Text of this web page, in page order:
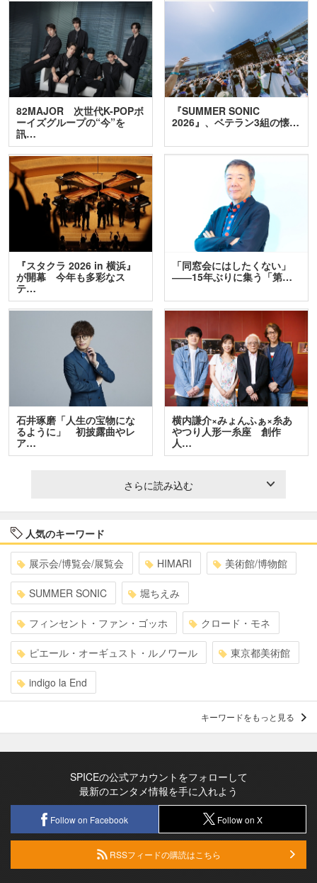
82MAJOR 次世代K-POPボ
ーイズグループの“今”を
訊…
『SUMMER SONIC
2026』、ベテラン3組の懐…
『スタクラ 2026 in 横浜』
が開幕 今年も多彩なス
テ…
「同窓会にはしたくない」
――15年ぶりに集う「第…
石井琢磨「人生の宝物にな
るように」 初披露曲やレ
ア…
横内謙介×みょんふぁ×糸あ
やつり人形一糸座 創作
人…
さらに読み込む
人気のキーワード
展示会/博覧会/展覧会 HIMARI 美術館/博物館
SUMMER SONIC 堀ちえみ
フィンセント・ファン・ゴッホ クロード・モネ
ピエール・オーギュスト・ルノワール 東京都美術館
indigo la End
キーワードをもっと見る
SPICEの公式アカウントをフォローして
最新のエンタメ情報を手に入れよう
Follow on Facebook Follow on X
RSSフィードの購読はこちら